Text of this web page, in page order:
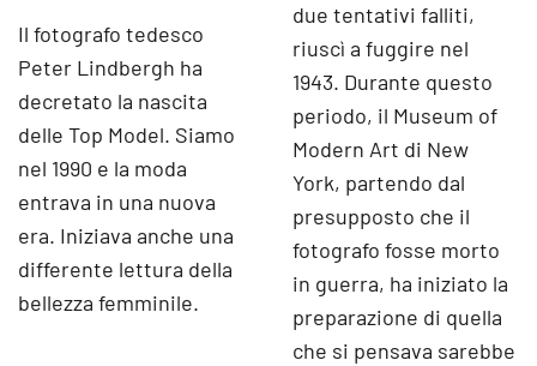
Il fotografo tedesco
Peter Lindbergh ha
decretato la nascita
delle Top Model. Siamo
nel 1990 e la moda
entrava in una nuova
era. Iniziava anche una
differente lettura della
bellezza femminile.
due tentativi falliti,
riuscì a fuggire nel
1943. Durante questo
periodo, il Museum of
Modern Art di New
York, partendo dal
presupposto che il
fotografo fosse morto
in guerra, ha iniziato la
preparazione di quella
che si pensava sarebbe